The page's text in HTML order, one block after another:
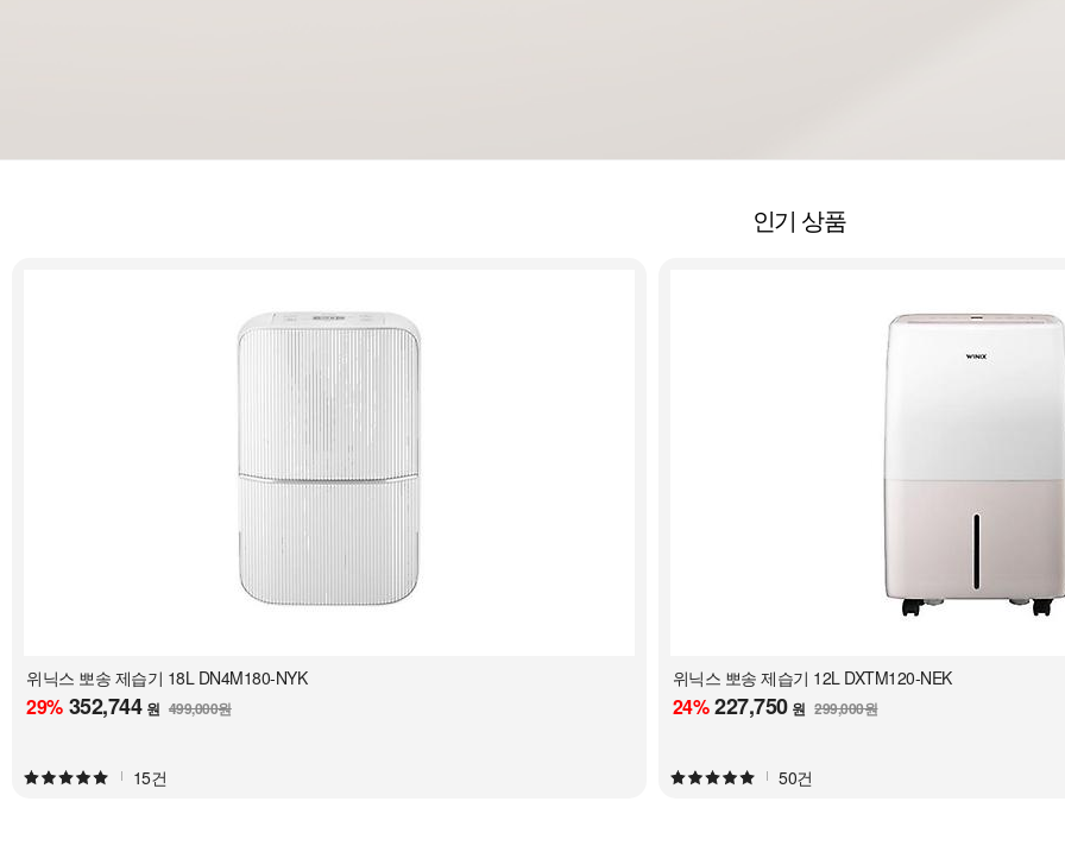
인기 상품
위닉스 뽀송 제습기 18L DN4M180-NYK
29% 352,744 원 499,000원
15건
위닉스 뽀송 제습기 12L DXTM120-NEK
24% 227,750 원 299,000원
50건